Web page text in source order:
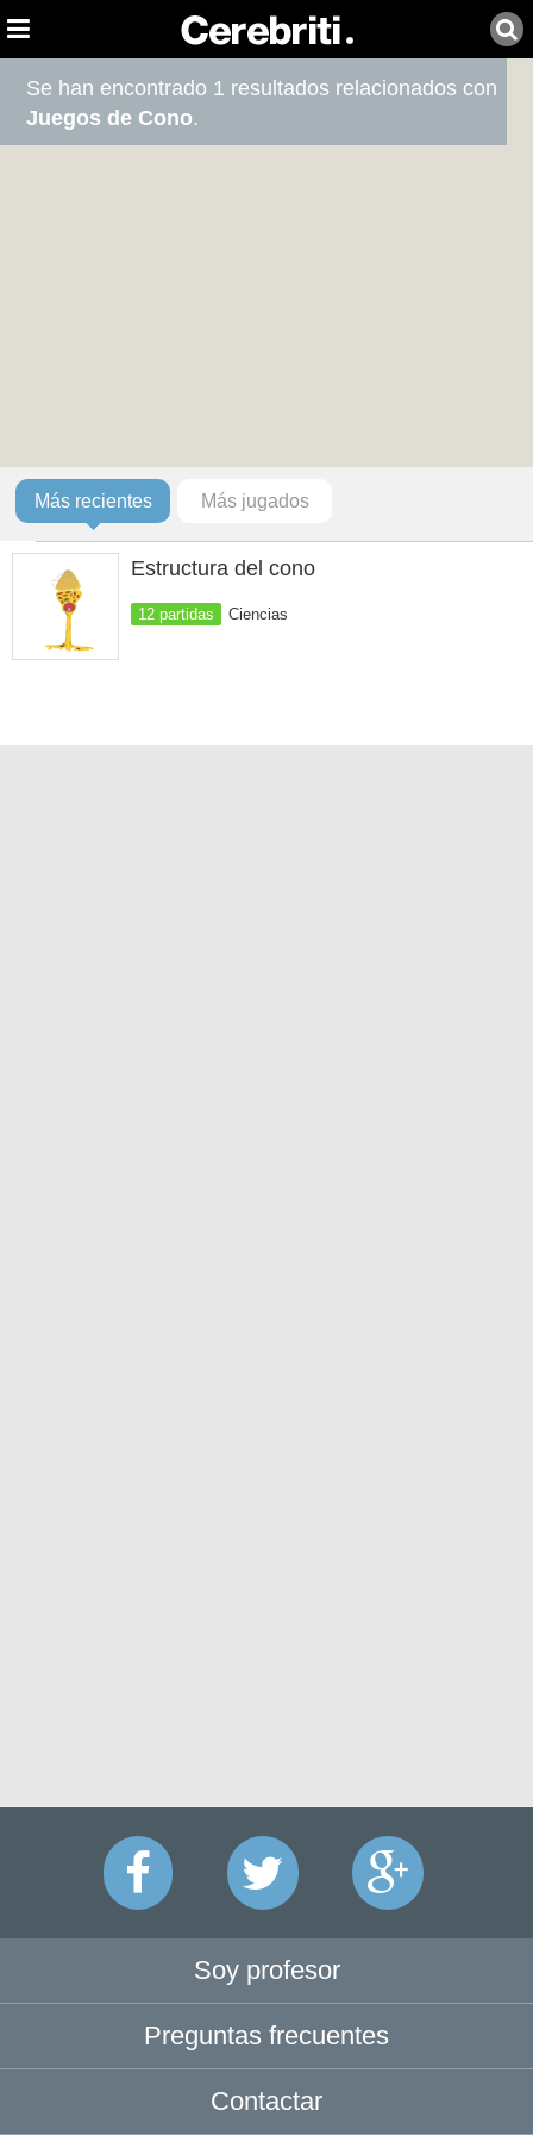
Se han encontrado 1 resultados relacionados con
Juegos de Cono.
Más recientes Más jugados
Estructura del cono
12 partidas Ciencias
Soy profesor
Preguntas frecuentes
Contactar